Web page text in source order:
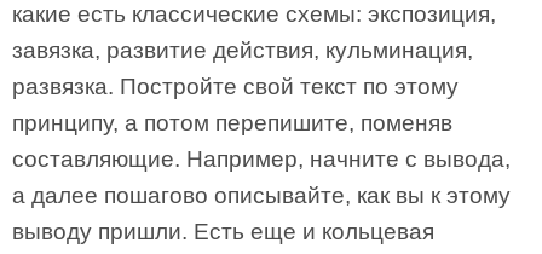
какие есть классические схемы: экспозиция,
завязка, развитие действия, кульминация,
развязка. Постройте свой текст по этому
принципу, а потом перепишите, поменяв
составляющие. Например, начните с вывода,
а далее пошагово описывайте, как вы к этому
выводу пришли. Есть еще и кольцевая